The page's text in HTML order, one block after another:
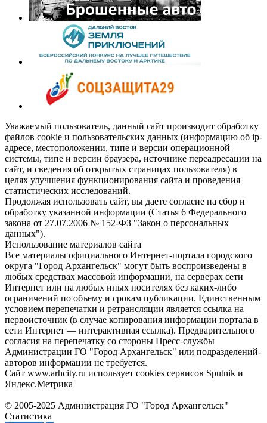
Уважаемый пользователь, данный сайт производит обработку
файлов cookie и пользовательских данных (информацию об ip-
адресе, местоположении, типе и версии операционной
системы, типе и версии браузера, источнике переадресации на
сайт, и сведения об открытых страницах пользователя) в
целях улучшения функционирования сайта и проведения
статистических исследований.
Продолжая использовать сайт, вы даете согласие на сбор и
обработку указанной информации (Статья 6 Федерального
закона от 27.07.2006 № 152-ФЗ "Закон о персональных
данных").
Использование материалов сайта
Все материалы официального Интернет-портала городского
округа "Город Архангельск" могут быть воспроизведены в
любых средствах массовой информации, на серверах сети
Интернет или на любых иных носителях без каких-либо
ограничений по объему и срокам публикации. Единственным
условием перепечатки и ретрансляции является ссылка на
первоисточник (в случае копирования информации портала в
сети Интернет — интерактивная ссылка). Предварительного
согласия на перепечатку со стороны Пресс-службы
Администрации ГО "Город Архангельск" или подразделений-
авторов информации не требуется.
Сайт www.arhcity.ru использует cookies сервисов Sputnik и
Яндекс.Метрика
© 2005-2025 Администрация ГО "Город Архангельск"
Статистика